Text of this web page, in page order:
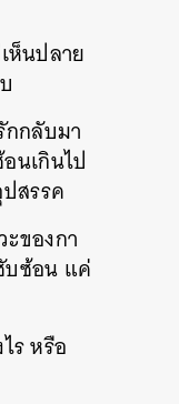
ห็นปลาย
กกลับมา
นเกินไป
สรรค
ของกา
บซ้อน แค่
ร หรือ